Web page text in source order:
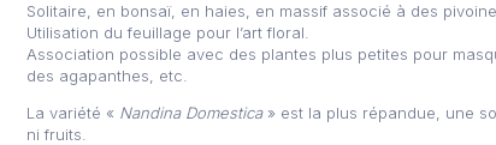
Solitaire, en bonsaï, en haies, en massif associé à des
Utilisation du feuillage pour l’art floral.
Association possible avec des plantes plus petites pour
des agapanthes, etc.
La variété « Nandina Domestica » est la plus répandue, une
ni fruits.